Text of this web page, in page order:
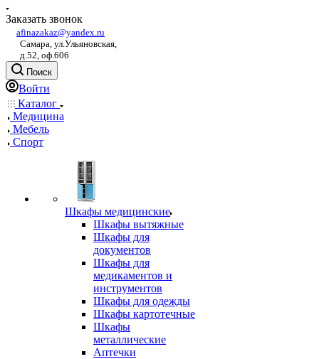
Заказать звонок
afinazakaz@yandex.ru
Самара, ул.Ульяновская,
д.52, оф.606
Поиск
Войти
Каталог
Медицина
Мебель
Спорт
Шкафы медицинские
Шкафы вытяжные
Шкафы для
документов
Шкафы для
медикаментов и
инструментов
Шкафы для одежды
Шкафы картотечные
Шкафы
металлические
Аптечки